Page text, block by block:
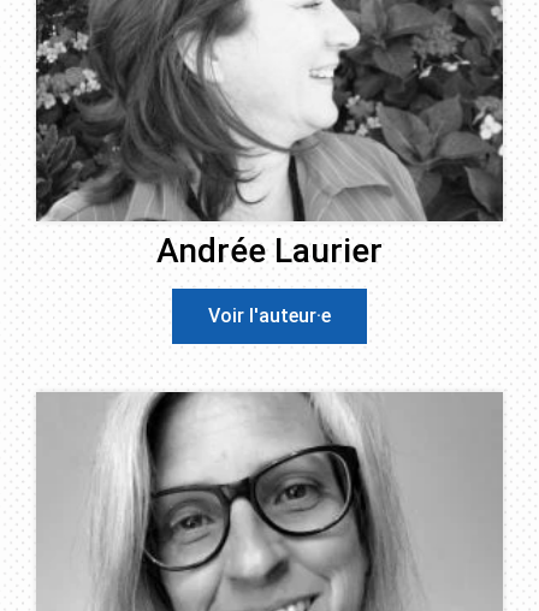
Andrée Laurier
Voir l'auteur·e